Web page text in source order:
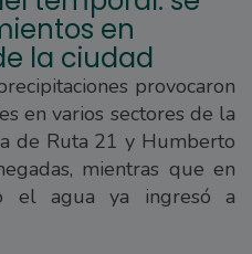
en
la ciudad
provocaron
en varios sectores de la
de Ruta 21 y Humberto
mientras que en
el agua ya ingresó a